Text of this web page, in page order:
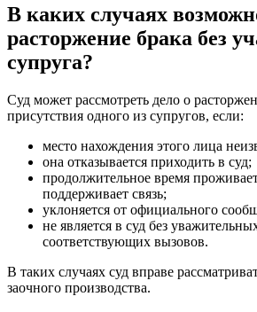
В каких случаях
расторжение брака без
супруга?
Суд может рассмотреть дело о
присутствия одного из супругов, если:
место нахождения этого лица
она отказывается приходить в суд;
продолжительное время
поддерживает связь;
уклоняется от официального
не является в суд без
соответствующих вызовов.
В таких случаях суд вправе
заочного производства.